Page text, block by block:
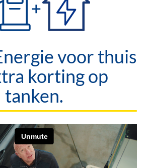
voor thuis
korting op
tanken.